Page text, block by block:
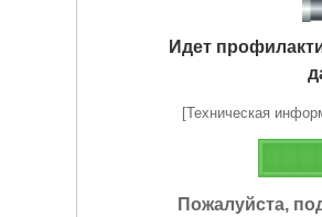
Идет
[Техническая
Пожалуйста,